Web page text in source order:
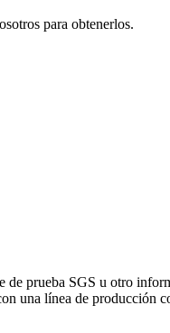
para obtenerlos.
prueba SGS u otro
línea de producción